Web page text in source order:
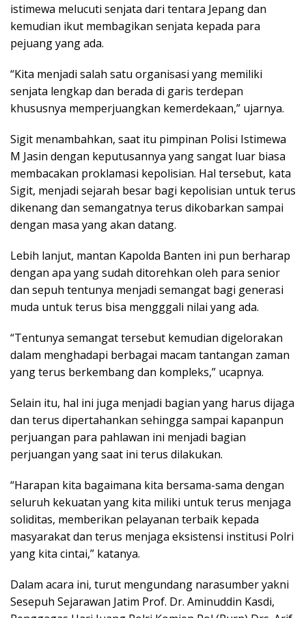
istimewa melucuti senjata dari tentara Jepang dan
kemudian ikut membagikan senjata kepada para
pejuang yang ada.
“Kita menjadi salah satu organisasi yang memiliki
senjata lengkap dan berada di garis terdepan
khususnya memperjuangkan kemerdekaan,” ujarnya.
Sigit menambahkan, saat itu pimpinan Polisi Istimewa
M Jasin dengan keputusannya yang sangat luar biasa
membacakan proklamasi kepolisian. Hal tersebut, kata
Sigit, menjadi sejarah besar bagi kepolisian untuk terus
dikenang dan semangatnya terus dikobarkan sampai
dengan masa yang akan datang.
Lebih lanjut, mantan Kapolda Banten ini pun berharap
dengan apa yang sudah ditorehkan oleh para senior
dan sepuh tentunya menjadi semangat bagi generasi
muda untuk terus bisa mengggali nilai yang ada.
“Tentunya semangat tersebut kemudian digelorakan
dalam menghadapi berbagai macam tantangan zaman
yang terus berkembang dan kompleks,” ucapnya.
Selain itu, hal ini juga menjadi bagian yang harus dijaga
dan terus dipertahankan sehingga sampai kapanpun
perjuangan para pahlawan ini menjadi bagian
perjuangan yang saat ini terus dilakukan.
“Harapan kita bagaimana kita bersama-sama dengan
seluruh kekuatan yang kita miliki untuk terus menjaga
soliditas, memberikan pelayanan terbaik kepada
masyarakat dan terus menjaga eksistensi institusi Polri
yang kita cintai,” katanya.
Dalam acara ini, turut mengundang narasumber yakni
Sesepuh Sejarawan Jatim Prof. Dr. Aminuddin Kasdi,